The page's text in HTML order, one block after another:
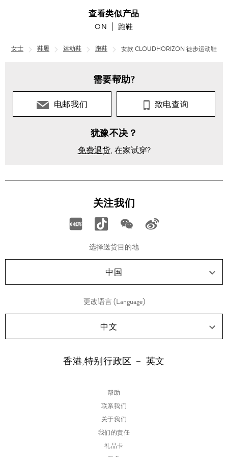
查看类似产品
ON 跑鞋
女士 鞋履 运动鞋 跑鞋 女款 CLOUDHORIZON 徒步运动鞋
需要帮助?
电邮我们 致电查询
犹豫不决？
免费退货, 在家试穿?
关注我们
分
RED!
分
享
Douyin!
分
享
WeChat!
分
Weibo!
选择送货目的地
中国
更改语言 (Language)
中文
香港,特别行政区 － 英文
帮助
联系我们
关于我们
我们的责任
礼品卡